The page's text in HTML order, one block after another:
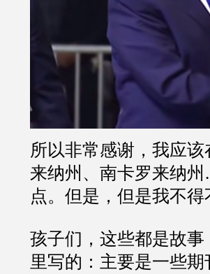
所以非常感谢，我应
来纳州、南卡罗来纳
点。但是，但是我不
孩子们，这些都是故
里写的：主要是一些